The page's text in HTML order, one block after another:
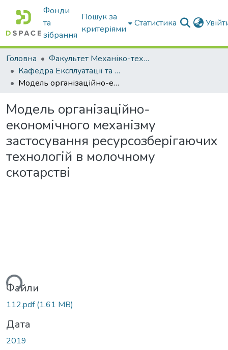
Фонди
та
зібрання
Пошук за
критеріями
Статистика
Головна
Факультет Механіко-технологічний
Кафедра Експлуатації та технічного сервісу машин
Модель організаційно-економічного механізму застосування ресурсозберігаючих технологій в молочному скотарстві
Модель організаційно-
економічного механізму
застосування ресурсозберігаючих
технологій в молочному
скотарстві
Файли
112.pdf(1.61 MB)
Дата
2019